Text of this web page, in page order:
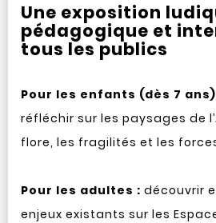
Une exposition
pédagogique et
tous les publics
Pour les enfants (dès 7
réfléchir sur les paysages de
flore, les fragilités et les
Pour les adultes : découvrir
enjeux existants sur les